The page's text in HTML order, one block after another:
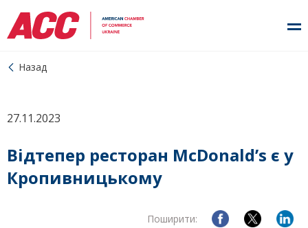
Назад
27.11.2023
Відтепер ресторан McDonald’s є у
Кропивницькому
Поширити: